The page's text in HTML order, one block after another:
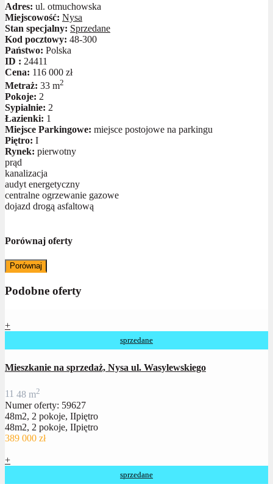
Adres: ul. otmuchowska
Miejscowość: Nysa
Stan specjalny: Sprzedane
Kod pocztowy: 48-300
Państwo: Polska
ID : 24411
Cena: 116 000 zł
Metraż: 33 m2
Pokoje: 2
Sypialnie: 2
Łazienki: 1
Miejsce Parkingowe: miejsce postojowe na parkingu
Piętro: I
Rynek: pierwotny
prąd
kanalizacja
audyt energetyczny
centralne ogrzewanie gazowe
dojazd drogą asfaltową
Porównaj oferty
Porównaj
Podobne oferty
+
sprzedane
Mieszkanie na sprzedaż, Nysa ul. Wasylewskiego
11 48 m2
Numer oferty: 59627
48m2, 2 pokoje, IIpiętro
48m2, 2 pokoje, IIpiętro
389 000 zł
+
sprzedane